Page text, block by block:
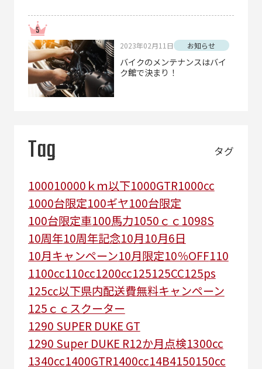
2023年02月11日 お知らせ
バイクのメンテナンスはバイ
ク館で決まり！
Tag タグ
100010000ｋｍ以下1000GTR1000cc
1000台限定100ギヤ100台限定
100台限定車100馬力1050ｃｃ 1098S
10周年10周年記念10月10月6日
10月キャンペーン10月限定10％OFF110
1100cc110cc1200cc125125CC125ps
125㏄以下県内配送費無料キャンペーン
125ｃｃスクーター
1290 SUPER DUKE GT
1290 Super DUKE R12か月点検1300cc
1340cc1400GTR1400cc14B4150150cc